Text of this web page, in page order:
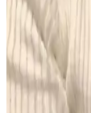
Chanel
Kalıcı
Chanel Water
taze kalan bir
kalıcı